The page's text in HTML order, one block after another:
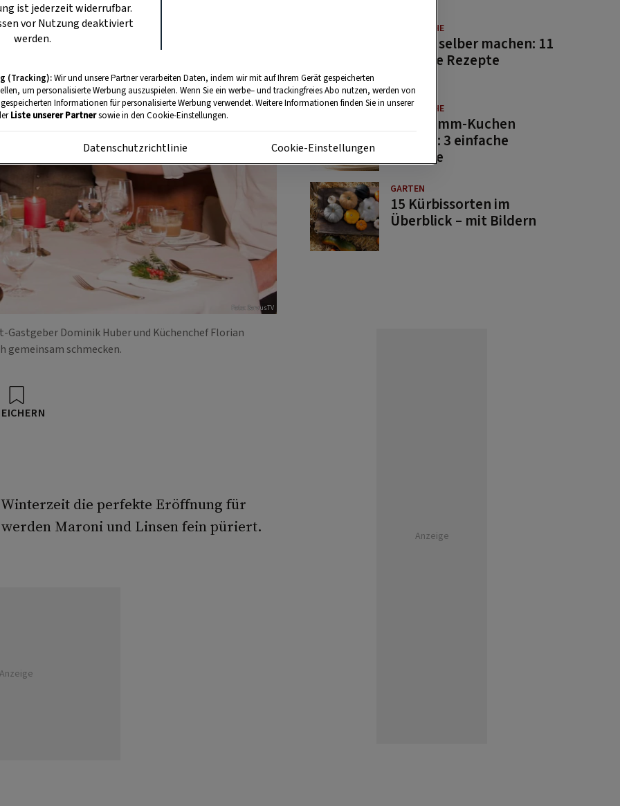
Foto: ServusTV
Dominik Huber und Küchenchef Florian
gemeinsam schmecken.
die perfekte Eröffnung für
Maroni und Linsen fein püriert.
Anzeige
GUTE KÜCHE
Saucen selber machen: 11
beliebte Rezepte
GUTE KÜCHE
Osterlamm-Kuchen
backen: 3 einfache
Rezepte
GARTEN
15 Kürbissorten im
Überblick – mit Bildern
Anzeige
ist jederzeit widerrufbar.
vor Nutzung deaktiviert
werden.
(Tracking):Wir und unsere Partner verarbeiten Daten, indem wir mit auf Ihrem Gerät gespeicherten
um personalisierte Werbung auszuspielen. Wenn Sie ein werbe– und trackingfreies Abo nutzen, werden von
Informationen für personalisierte Werbung verwendet. Weitere Informationen finden Sie in unserer
Liste unserer Partnersowie in den Cookie-Einstellungen.
Datenschutzrichtlinie Cookie-Einstellungen